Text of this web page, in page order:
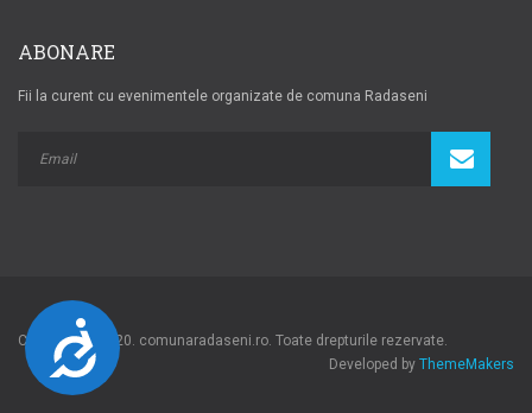
Accesibilitate
ABONARE
Fii la curent cu evenimentele organizate de comuna Radaseni
Copyright © 2020. comunaradaseni.ro. Toate drepturile rezervate.
Developed by ThemeMakers